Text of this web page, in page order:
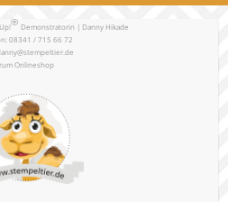
® Demonstratorin | Danny Hikade
08341 / 715 66 72
zumOnlineshop